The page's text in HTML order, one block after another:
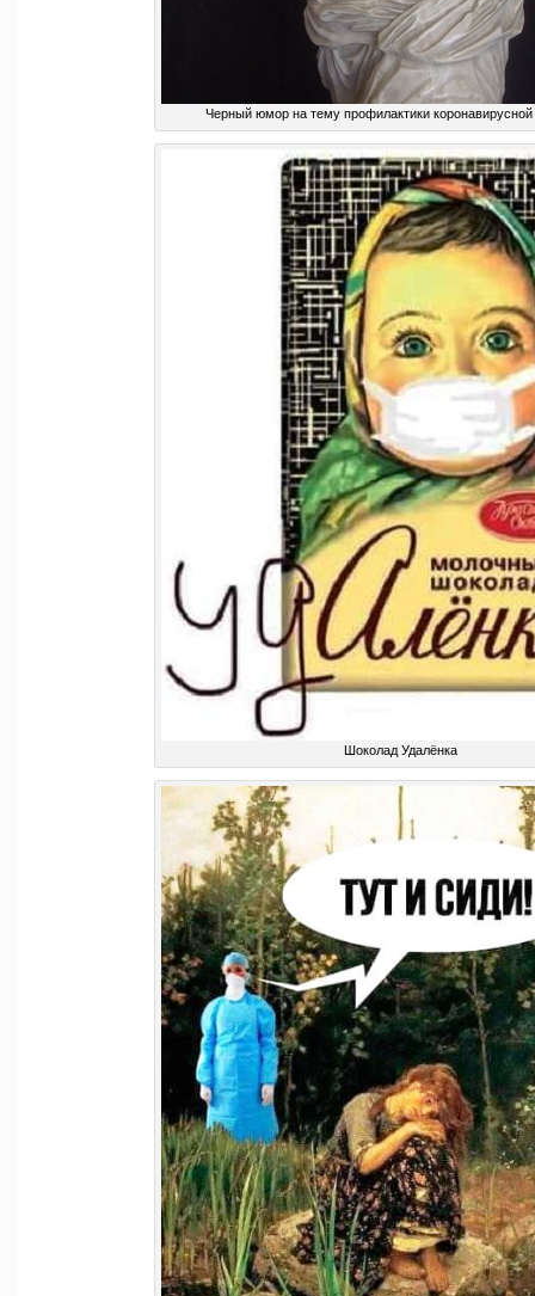
Черный юмор на тему профилактики
Шоколад Удалёнка